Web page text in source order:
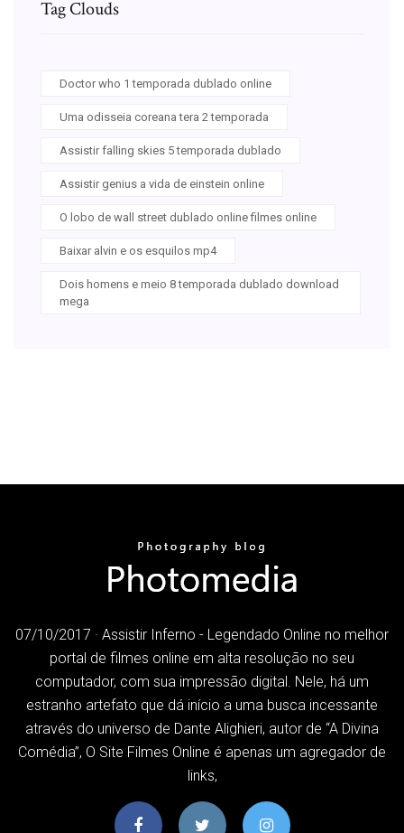
Tag Clouds
Doctor who 1 temporada dublado online
Uma odisseia coreana tera 2 temporada
Assistir falling skies 5 temporada dublado
Assistir genius a vida de einstein online
O lobo de wall street dublado online filmes online
Baixar alvin e os esquilos mp4
Dois homens e meio 8 temporada dublado download
mega
07/10/2017 · Assistir Inferno - Legendado Online no melhor
portal de filmes online em alta resolução no seu
computador, com sua impressão digital. Nele, há um
estranho artefato que dá início a uma busca incessante
através do universo de Dante Alighieri, autor de “A Divina
Comédia”, O Site Filmes Online é apenas um agregador de
links,